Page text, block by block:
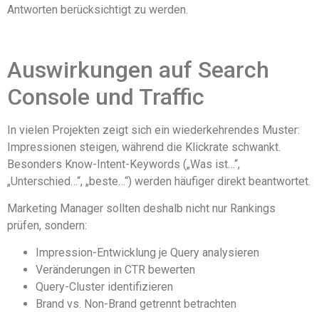
Antworten berücksichtigt zu werden.
Auswirkungen auf Search
Console und Traffic
In vielen Projekten zeigt sich ein wiederkehrendes Muster:
Impressionen steigen, während die Klickrate schwankt.
Besonders Know-Intent-Keywords („Was ist…“,
„Unterschied…“, „beste…“) werden häufiger direkt beantwortet.
Marketing Manager sollten deshalb nicht nur Rankings
prüfen, sondern:
Impression-Entwicklung je Query analysieren
Veränderungen in CTR bewerten
Query-Cluster identifizieren
Brand vs. Non-Brand getrennt betrachten